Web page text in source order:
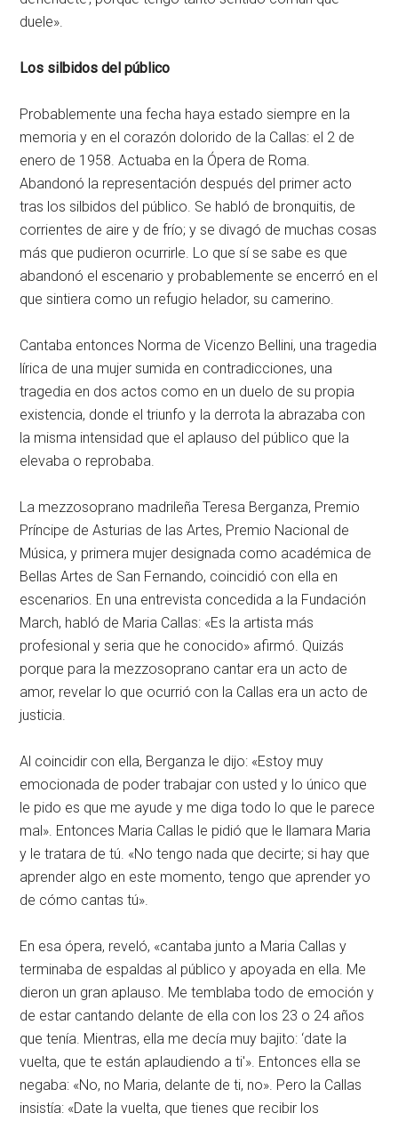
duele».
Los silbidos del público
Probablemente una fecha haya estado siempre en la
memoria y en el corazón dolorido de la Callas: el 2 de
enero de 1958. Actuaba en la Ópera de Roma.
Abandonó la representación después del primer acto
tras los silbidos del público. Se habló de bronquitis, de
corrientes de aire y de frío; y se divagó de muchas cosas
más que pudieron ocurrirle. Lo que sí se sabe es que
abandonó el escenario y probablemente se encerró en el
que sintiera como un refugio helador, su camerino.
Cantaba entonces Norma de Vicenzo Bellini, una tragedia
lírica de una mujer sumida en contradicciones, una
tragedia en dos actos como en un duelo de su propia
existencia, donde el triunfo y la derrota la abrazaba con
la misma intensidad que el aplauso del público que la
elevaba o reprobaba.
La mezzosoprano madrileña Teresa Berganza, Premio
Príncipe de Asturias de las Artes, Premio Nacional de
Música, y primera mujer designada como académica de
Bellas Artes de San Fernando, coincidió con ella en
escenarios. En una entrevista concedida a la Fundación
March, habló de Maria Callas: «Es la artista más
profesional y seria que he conocido» afirmó. Quizás
porque para la mezzosoprano cantar era un acto de
amor, revelar lo que ocurrió con la Callas era un acto de
justicia.
Al coincidir con ella, Berganza le dijo: «Estoy muy
emocionada de poder trabajar con usted y lo único que
le pido es que me ayude y me diga todo lo que le parece
mal». Entonces Maria Callas le pidió que le llamara Maria
y le tratara de tú. «No tengo nada que decirte; si hay que
aprender algo en este momento, tengo que aprender yo
de cómo cantas tú».
En esa ópera, reveló, «cantaba junto a Maria Callas y
terminaba de espaldas al público y apoyada en ella. Me
dieron un gran aplauso. Me temblaba todo de emoción y
de estar cantando delante de ella con los 23 o 24 años
que tenía. Mientras, ella me decía muy bajito: ‘date la
vuelta, que te están aplaudiendo a ti'». Entonces ella se
negaba: «No, no Maria, delante de ti, no». Pero la Callas
insistía: «Date la vuelta, que tienes que recibir los